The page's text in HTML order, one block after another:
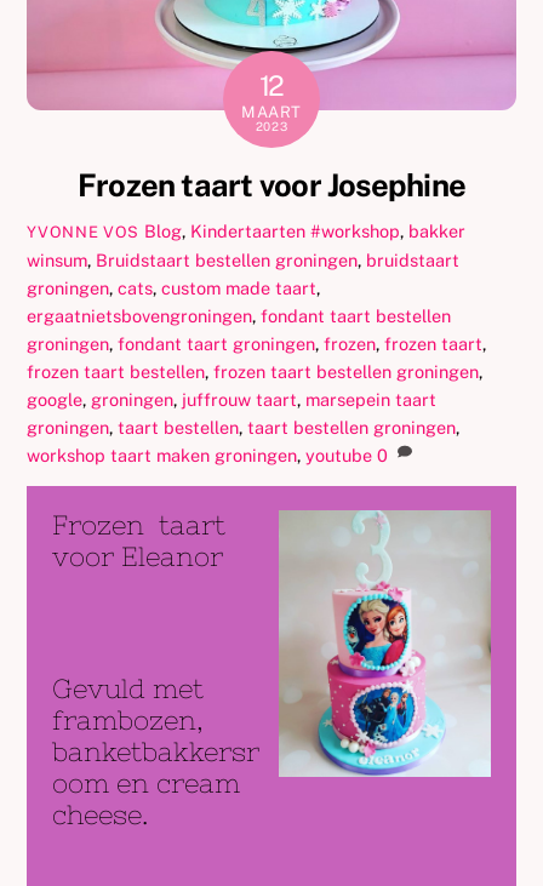
12
MAART
2023
Frozen taart voor Josephine
YVONNE VOS Blog, Kindertaarten #workshop, bakker
winsum, Bruidstaart bestellen groningen, bruidstaart
groningen,cats,custom made taart,
ergaatnietsbovengroningen,fondant taart bestellen
groningen,fondant taart groningen,frozen,frozen taart,
frozen taart bestellen,frozen taart bestellen groningen,
google, groningen, juffrouw taart, marsepein taart
groningen,taart bestellen,taart bestellen groningen,
workshop taart maken groningen,youtube 0
Frozen taart
voor Eleanor
Gevuld met
frambozen,
banketbakkersr
oom en cream
cheese.